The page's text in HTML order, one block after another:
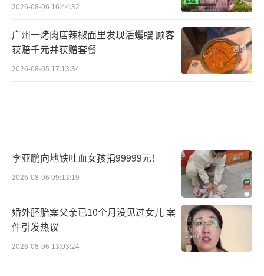
2026-08-06 16:44:32
广州一烤肉店辣椒面里发现活蠼螋 顾客
获赔千元并获赠套餐
2026-08-05 17:13:34
李亚鹏向地铁吐血女孩捐99999元！
2026-08-06 09:13:19
婚外胚胎案父亲已10个月没见过女儿 案
件引发热议
2026-08-06 13:03:24